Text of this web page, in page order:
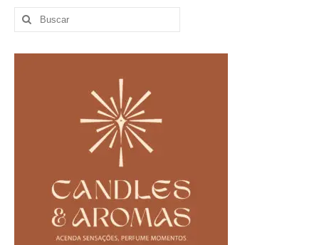
Buscar
por: